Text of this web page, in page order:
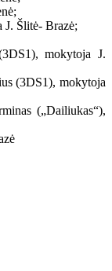
Šlitė- Brazė;
mokytoja J.
(3DS1), mokytoja
(„Dailiukas“),